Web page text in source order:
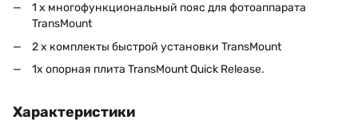
1 x многофункциональный пояс для фотоаппарата
TransMount
2 x комплекты быстрой установки TransMount
1x опорная плита TransMount Quick Release.
Характеристики